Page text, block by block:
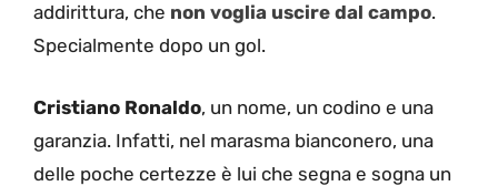
addirittura, che non voglia uscire dal campo.
Specialmente dopo un gol.
Cristiano Ronaldo, un nome, un codino e una
garanzia. Infatti, nel marasma bianconero, una
delle poche certezze è lui che segna e sogna un